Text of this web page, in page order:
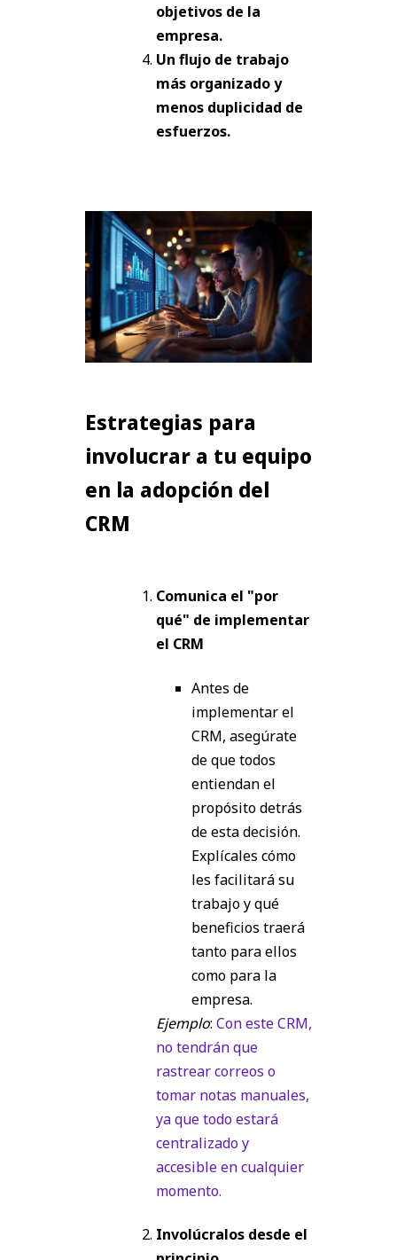
objetivos de la
empresa.
Un flujo de trabajo
más organizado y
menos duplicidad de
esfuerzos.
Estrategias para
involucrar a tu equipo
en la adopción del
CRM
Comunica el "por
qué" de implementar
el CRM
Antes de
implementar el
CRM, asegúrate
de que todos
entiendan el
propósito detrás
de esta decisión.
Explícales cómo
les facilitará su
trabajo y qué
beneficios traerá
tanto para ellos
como para la
empresa.
Ejemplo: Con este CRM,
no tendrán que
rastrear correos o
tomar notas manuales,
ya que todo estará
centralizado y
accesible en cualquier
momento.
Involúcralos desde el